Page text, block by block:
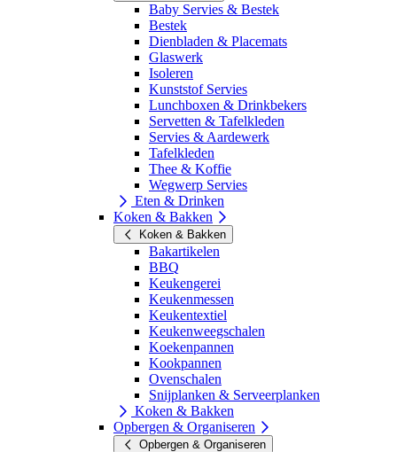
Baby Servies & Bestek
Bestek
Dienbladen & Placemats
Glaswerk
Isoleren
Kunststof Servies
Lunchboxen & Drinkbekers
Servetten & Tafelkleden
Servies & Aardewerk
Tafelkleden
Thee & Koffie
Wegwerp Servies
Eten & Drinken
Koken & Bakken
Koken & Bakken
Bakartikelen
BBQ
Keukengerei
Keukenmessen
Keukentextiel
Keukenweegschalen
Koekenpannen
Kookpannen
Ovenschalen
Snijplanken & Serveerplanken
Koken & Bakken
Opbergen & Organiseren
Opbergen & Organiseren